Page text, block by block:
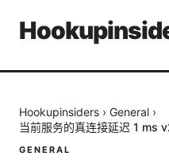
Hookupinsiders › General ›
当前服务的真连接延迟 1 ms
GENERAL